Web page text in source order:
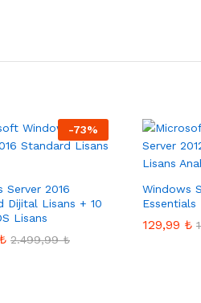
-73%
Server 2016
Dijital Lisans + 10
Lisans
₺ 2.499,99₺
Windows
Essentials
129,99 ₺